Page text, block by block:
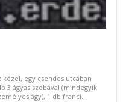
egy csendes utcában
3 ágyas szobával (mindegyik
ágy), 1 db franci...